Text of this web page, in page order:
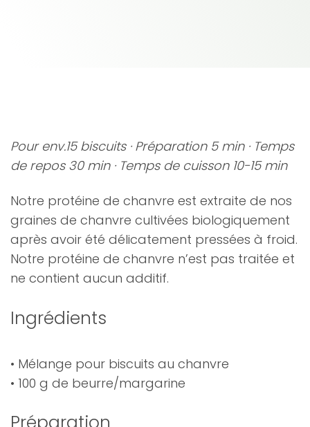
Pour env.15 biscuits · Préparation 5 min · Temps
de repos 30 min · Temps de cuisson 10-15 min
Notre protéine de chanvre est extraite de nos
graines de chanvre cultivées biologiquement
après avoir été délicatement pressées à froid.
Notre protéine de chanvre n’est pas traitée et
ne contient aucun additif.
Ingrédients
• Mélange pour biscuits au chanvre
• 100 g de beurre/margarine